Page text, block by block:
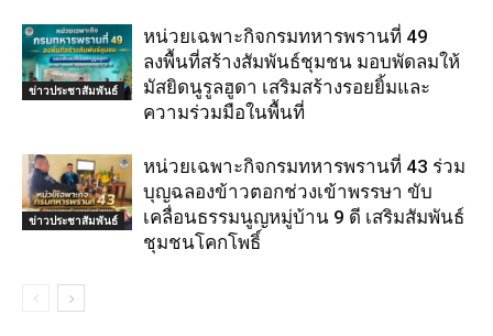
ข่าวประชาสัมพันธ์
หน่วยเฉพาะกิจกรมทหารพรานที่ 49
ลงพื้นที่สร้างสัมพันธ์ชุมชน มอบพัดลมให้
มัสยิดนูรูลฮูดา เสริมสร้างรอยยิ้มและ
ความร่วมมือในพื้นที่
ข่าวประชาสัมพันธ์
หน่วยเฉพาะกิจกรมทหารพรานที่ 43 ร่วม
บุญฉลองข้าวตอกช่วงเข้าพรรษา ขับ
เคลื่อนธรรมนูญหมู่บ้าน 9 ดี เสริมสัมพันธ์
ชุมชนโคกโพธิ์